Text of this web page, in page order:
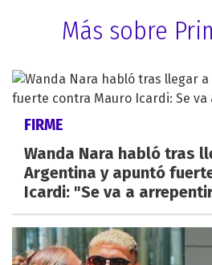
Más sobre
FIRME
Wanda Nara habló tras
Argentina y apuntó
Icardi: "Se va a